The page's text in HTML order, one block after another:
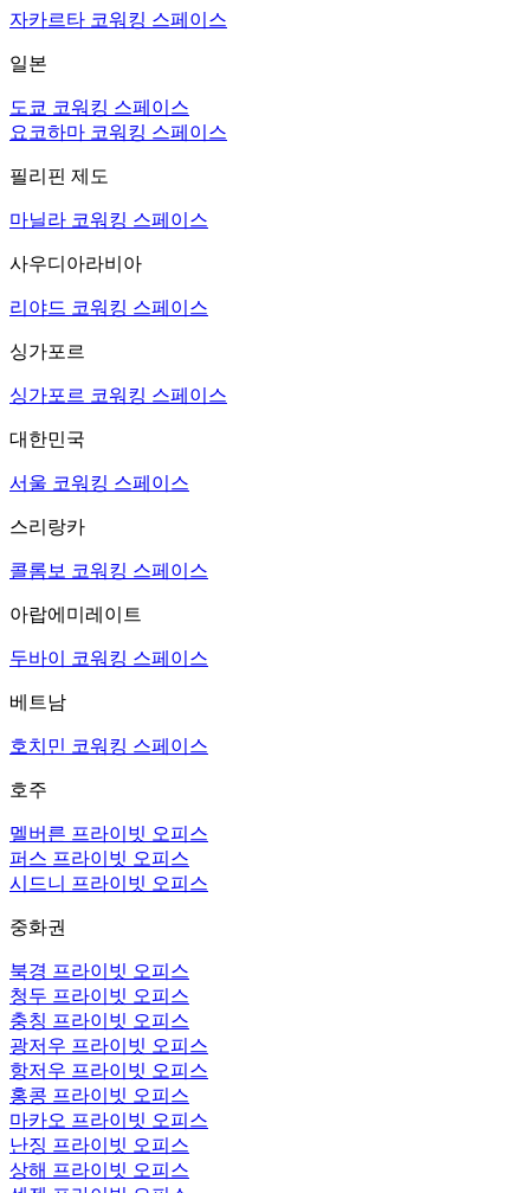
자카르타 코워킹 스페이스
일본
도쿄 코워킹 스페이스
요코하마 코워킹 스페이스
필리핀 제도
마닐라 코워킹 스페이스
사우디아라비아
리야드 코워킹 스페이스
싱가포르
싱가포르 코워킹 스페이스
대한민국
서울 코워킹 스페이스
스리랑카
콜롬보 코워킹 스페이스
아랍에미레이트
두바이 코워킹 스페이스
베트남
호치민 코워킹 스페이스
호주
멜버른 프라이빗 오피스
퍼스 프라이빗 오피스
시드니 프라이빗 오피스
중화권
북경 프라이빗 오피스
청두 프라이빗 오피스
충칭 프라이빗 오피스
광저우 프라이빗 오피스
항저우 프라이빗 오피스
홍콩 프라이빗 오피스
마카오 프라이빗 오피스
난징 프라이빗 오피스
상해 프라이빗 오피스